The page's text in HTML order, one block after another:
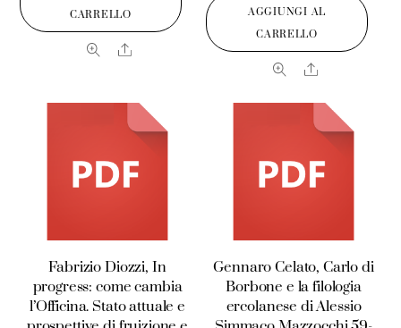
CARRELLO
Share
AGGIUNGI AL
CARRELLO
Share
Fabrizio Diozzi, In
progress: come cambia
l’Officina. Stato attuale e
Gennaro Celato, Carlo di
Borbone e la filologia
ercolanese di Alessio